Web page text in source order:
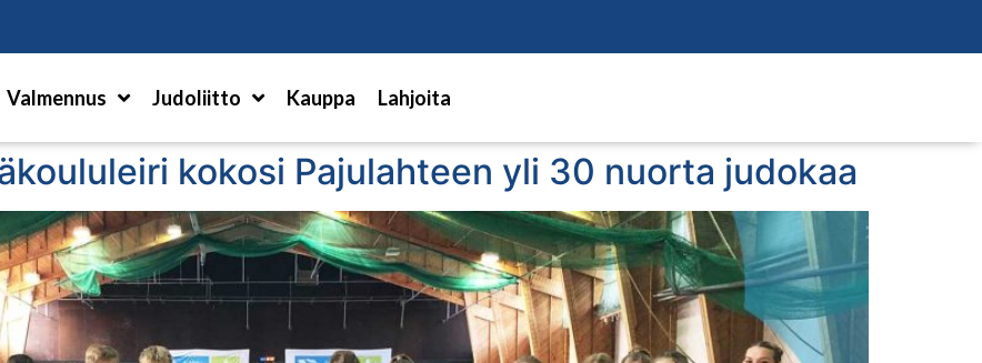
Valmennus Judoliitto Kauppa Lahjoita
kokosi Pajulahteen yli 30 nuorta judokaa